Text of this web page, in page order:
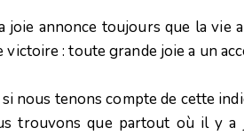
joie annonce toujours que la vie
victoire : toute grande joie a un
nous tenons compte de cette
trouvons que partout où il y a